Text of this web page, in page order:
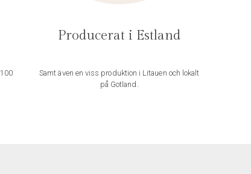
Producerat i Estland
Samt även en viss produktion i Litauen och lokalt
på Gotland.